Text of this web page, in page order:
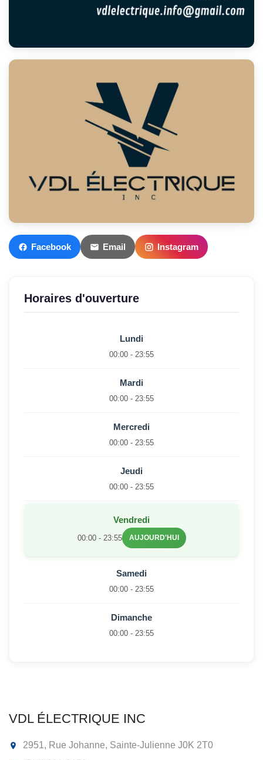
Facebook Email Instagram
Horaires d'ouverture
Lundi
00:00 - 23:55
Mardi
00:00 - 23:55
Mercredi
00:00 - 23:55
Jeudi
00:00 - 23:55
Vendredi
00:00 - 23:55 AUJOURD'HUI
Samedi
00:00 - 23:55
Dimanche
00:00 - 23:55